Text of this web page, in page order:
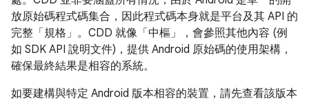
放原始碼程式碼集合，因此程式碼本身就是平台及其 API 的
完整「規格」。CDD 就像「中樞」，會參照其他內容 (例
如 SDK API 說明文件)，提供 Android 原始碼的使用架構，
確保最終結果是相容的系統。
如要建構與特定 Android 版本相容的裝置，請先查看該版本